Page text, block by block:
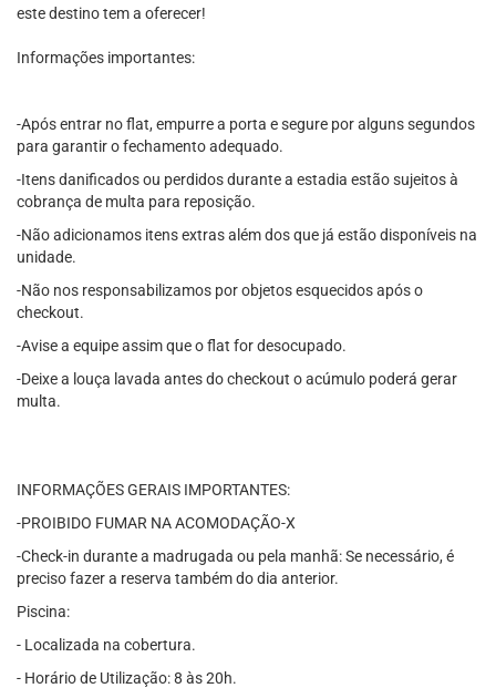
este destino tem a oferecer!
Informações importantes:
-Após entrar no flat, empurre a porta e segure por alguns segundos
para garantir o fechamento adequado.
-Itens danificados ou perdidos durante a estadia estão sujeitos à
cobrança de multa para reposição.
-Não adicionamos itens extras além dos que já estão disponíveis na
unidade.
-Não nos responsabilizamos por objetos esquecidos após o
checkout.
-Avise a equipe assim que o flat for desocupado.
-Deixe a louça lavada antes do checkout o acúmulo poderá gerar
multa.
INFORMAÇÕES GERAIS IMPORTANTES:
-PROIBIDO FUMAR NA ACOMODAÇÃO-X
-Check-in durante a madrugada ou pela manhã: Se necessário, é
preciso fazer a reserva também do dia anterior.
Piscina:
- Localizada na cobertura.
- Horário de Utilização: 8 às 20h.